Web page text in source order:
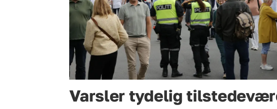
Varsler tydelig